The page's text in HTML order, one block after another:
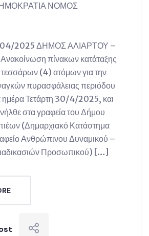
ΝΟΜΟΣ
04/2025 ΔΗΜΟΣ ΑΛΙΑΡΤΟΥ –
πίνακων κατάταξης
(4) ατόμων για την
πυρασφάλειας περιόδου
Τετάρτη 30/4/2025, και
στα γραφεία του Δήμου
(Δημαρχιακό Κατάστημα
Ανθρώπινου Δυναμικού –
Προσωπικού) […]